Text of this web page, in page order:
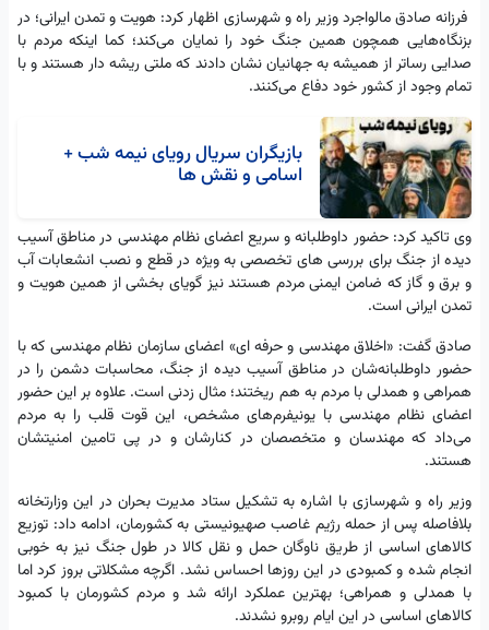
فرزانه صادق مالواجرد وزیر راه و شهرسازی اظهار کرد: هویت و تمدن ایرانی؛ در
بزنگاه‌هایی همچون همین جنگ خود را نمایان می‌کند؛ کما اینکه مردم با
صدایی رساتر از همیشه به جهانیان نشان دادند که ملتی ریشه ‎دار ‎هستند و با
تمام وجود از کشور خود دفاع می‌کنند.
بازیگران سریال رویای نیمه شب +
اسامی و نقش ها
وی تاکید کرد: حضور داوطلبانه و سریع اعضای نظام مهندسی در مناطق آسیب
دیده از جنگ برای بررسی‌ های تخصصی به ویژه در قطع و نصب انشعابات آب
و برق و گاز که ضامن ایمنی مردم هستند نیز گویای بخشی از همین هویت و
تمدن ایرانی است.
صادق گفت: «اخلاق مهندسی و حرفه ای» اعضای سازمان نظام مهندسی که با
حضور داوطلبانه‌شان در مناطق آسیب دیده از جنگ، محاسبات دشمن را در
همراهی و همدلی با مردم به هم ریختند؛ مثال زدنی است. علاوه بر این حضور
اعضای نظام مهندسی با یونیفرم‌های مشخص، این قوت قلب را به مردم
می‌‎داد که مهندسان و متخصصان در کنارشان و در پی تامین امنیتشان
هستند.
وزیر راه و شهرسازی با اشاره به تشکیل ستاد مدیرت بحران در این وزارتخانه
بلافاصله پس از حمله رژیم غاصب صهیونیستی به کشورمان، ادامه داد: توزیع
کالاهای اساسی از طریق ناوگان حمل و نقل کالا در طول جنگ نیز به خوبی
انجام شده و کمبودی در این روزها احساس نشد. اگرچه مشکلاتی بروز کرد اما
با همدلی و همراهی؛ بهترین عملکرد ارائه شد و مردم کشورمان با کمبود
کالاهای اساسی در این ایام روبرو نشدند.